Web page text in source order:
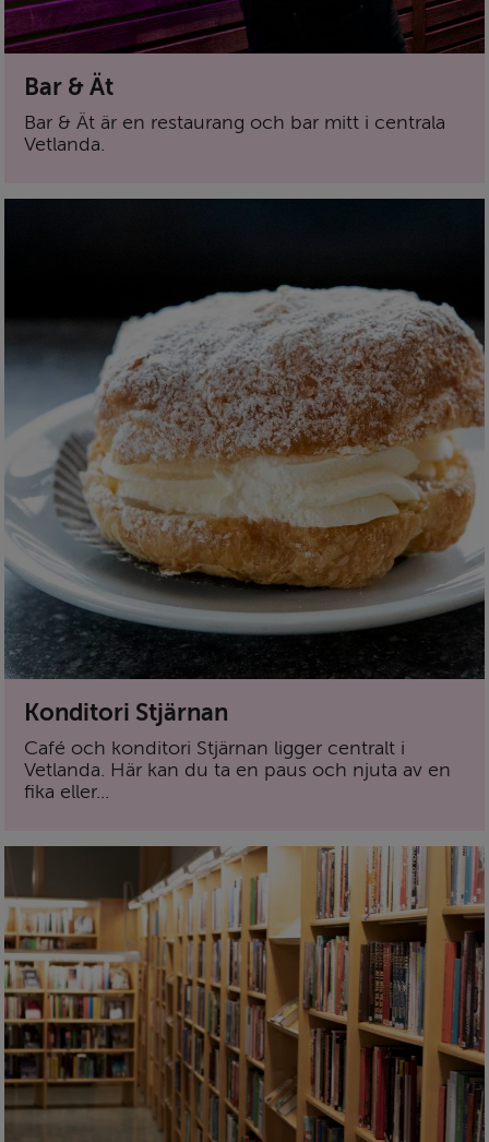
Bar & Ät
Bar & Ät är en restaurang och bar mitt i centrala
Vetlanda.
Konditori Stjärnan
Café och konditori Stjärnan ligger centralt i
Vetlanda. Här kan du ta en paus och njuta av en
fika eller...